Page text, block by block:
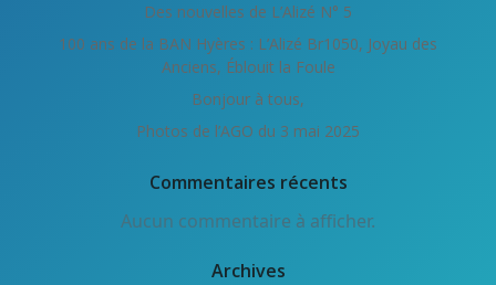
Des nouvelles de L’Alizé N° 5
100 ans de la BAN Hyères : L’Alizé Br1050, Joyau des
Anciens, Éblouit la Foule
Bonjour à tous,
Photos de l’AGO du 3 mai 2025
Commentaires récents
Aucun commentaire à afficher.
Archives